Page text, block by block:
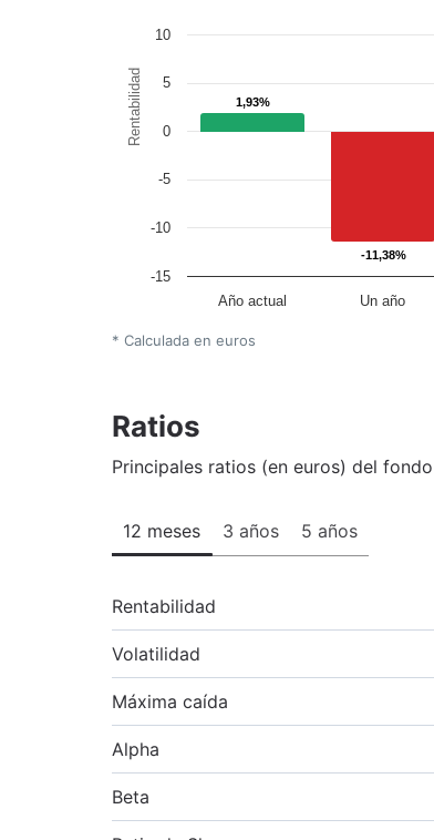
Rentabilidad 1,93%
1,93%
-11,38%
-11,38%
Año actual Un año
-15
-10
-5
0
5
10
* Calculada en euros
Ratios
Principales ratios (en euros) del
12 meses 3 años 5 años
Rentabilidad
Volatilidad
Máxima caída
Alpha
Beta